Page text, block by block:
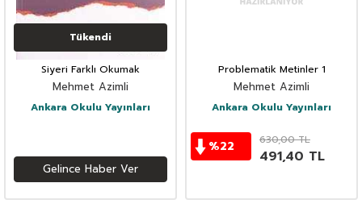
Tükendi
Siyeri Farklı Okumak
Mehmet Azimli
Ankara Okulu Yayınları
Gelince Haber Ver
Problematik Metinler 1
Mehmet Azimli
Ankara Okulu Yayınları
%22 630,00TL
491,40 TL